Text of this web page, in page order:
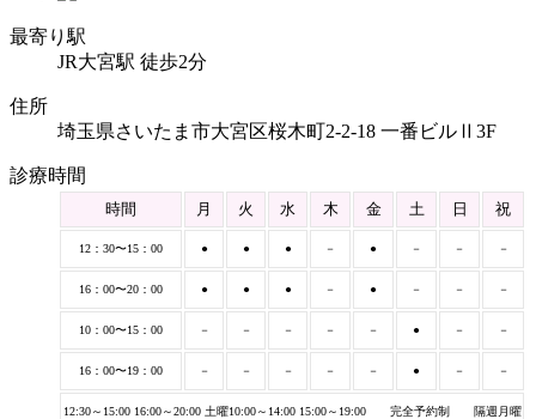
最寄り駅
JR大宮駅 徒歩2分
住所
埼玉県さいたま市大宮区桜木町2-2-18 一番ビルⅡ3F
診療時間
時間 月 火 水 木 金 土 日 祝
12：30〜15：00 ● ● ● － ● － － －
16：00〜20：00 ● ● ● － ● － － －
10：00〜15：00 － － － － － ● － －
16：00〜19：00 － － － － － ● － －
12:30～15:00 16:00～20:00 土曜10:00～14:00 15:00～19:00 完全予約制 隔週月曜